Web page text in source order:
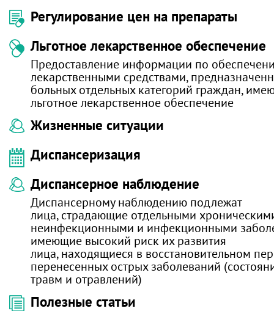
Регулирование цен на препараты
Льготное лекарственное обеспечение
Предоставление информации по
лекарственными средствами,
больных отдельных категорий граждан,
льготное лекарственное обеспечение
Жизненные ситуации
Диспансеризация
Диспансерное наблюдение
Диспансерному наблюдению подлежат
лица, страдающие отдельными
неинфекционными и инфекционными
имеющие высокий риск их развития
лица, находящиеся в восстановительном
перенесенных острых заболеваний
травм и отравлений)
Полезные статьи